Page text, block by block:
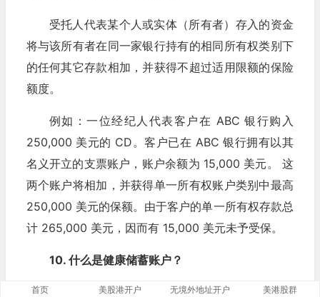
受托人代表某个人或实体（所有者）存入的资金
将与该所有者在同一家银行持有的相同所有权类别下
的任何其它存款相加，并获得不超过适用限额的保险
额度。
例如：一位经纪人代表客户在 ABC 银行购入
250,000 美元的 CD。客户已在 ABC 银行拥有以其
名义开立的支票账户，账户余额为 15,000 美元。 这
两个账户将相加，并获得单一所有权账户类别中最高
250,000 美元的保额。由于客户的单一所有权存款总
计 265,000 美元，因而有 15,000 美元未予受保。
10. 什么是健康储蓄账户？
健康储蓄账户 (HSA) 是经国税局许可的免税信
首页 美股港开户 无境外地址开户 美港股群